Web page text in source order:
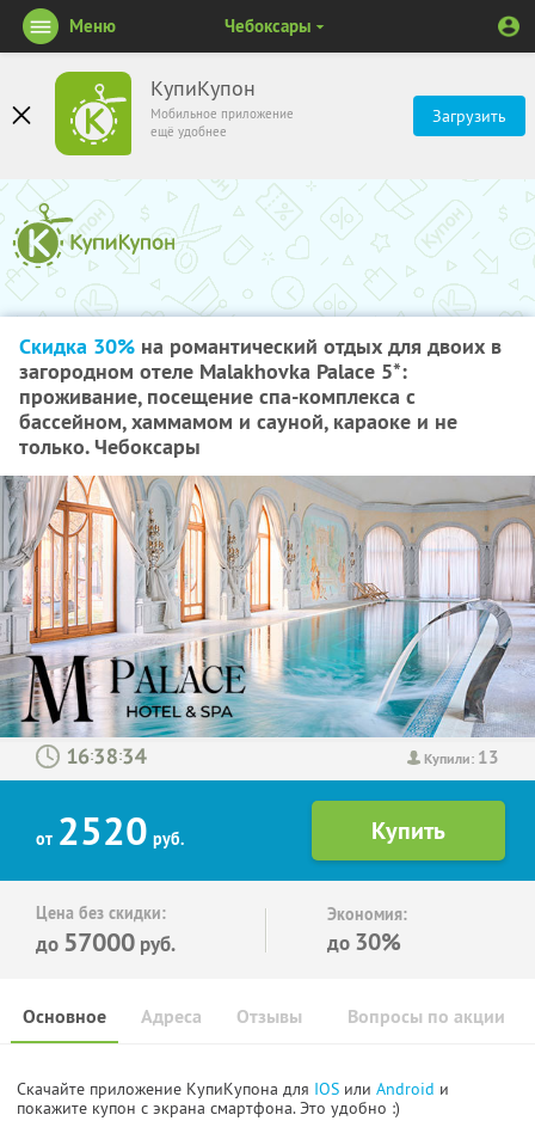
КупиКупон
Мобильное приложение
ещё удобнее
Загрузить
Меню Чебоксары
Скидка 30% на романтический отдых для двоих в
загородном отеле Malakhovka Palace 5*:
проживание, посещение спа-комплекса с
бассейном, хаммамом и сауной, караоке и не
только. Чебоксары
Купили: 13
: :
от 2520 руб.
Цена без скидки:
до 57000 руб.
Экономия:
до 30%
Основное Отзывы Вопросы по акции
Адреса
Скачайте приложение КупиКупона для IOS или Android и
покажите купон с экрана смартфона. Это удобно :)